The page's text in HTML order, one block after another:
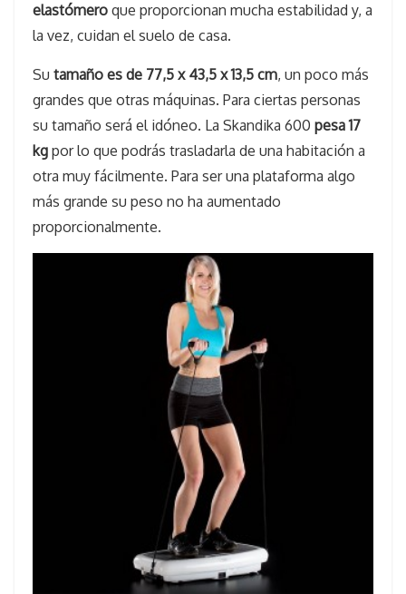
elastómero que proporcionan mucha estabilidad y, a
la vez, cuidan el suelo de casa.
Su tamaño es de 77,5 x 43,5 x 13,5 cm, un poco más
grandes que otras máquinas. Para ciertas personas
su tamaño será el idóneo. La Skandika 600 pesa 17
kg por lo que podrás trasladarla de una habitación a
otra muy fácilmente. Para ser una plataforma algo
más grande su peso no ha aumentado
proporcionalmente.